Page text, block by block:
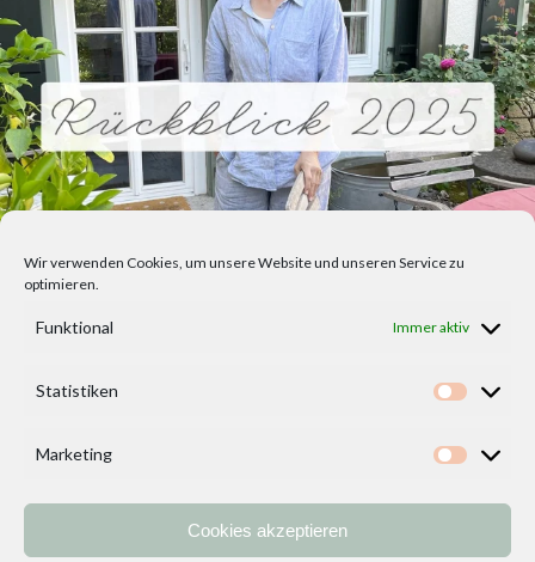
Wir verwenden Cookies, um unsere Website und unseren Service zu
optimieren.
Funktional Immer aktiv
Statistiken
Marketing
Cookies akzeptieren